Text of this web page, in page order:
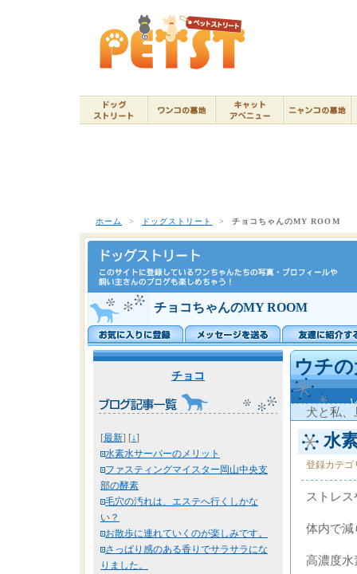
ホーム > ドッグストリート > チョコちゃんのMY ROOM
チョコちゃんのMY ROOM
チョコ
[最新] [↓]
水素水サーバーのメリット
ファスティングマイスター岡山中央支
部の酵素
毛穴の汚れは、エステへ行くしかな
い？
お散歩に連れていくのが楽しみです。
さっぱり感のある香りでサラサラにな
りました。
ウチ
犬と私
水
登録カテゴ
ストレ
体内で減
高濃度